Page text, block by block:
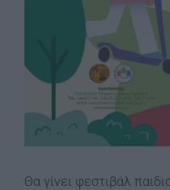
Θα γίνει φεστιβάλ